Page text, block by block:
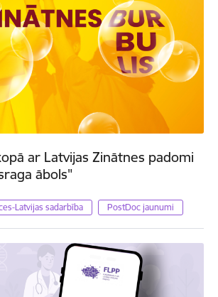
ar Latvijas Zinātnes padomi
ābols"
Latvijas sadarbība PostDoc jaunumi